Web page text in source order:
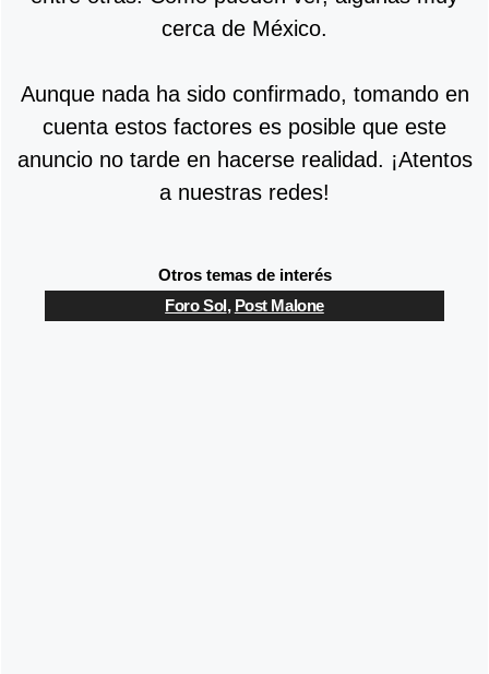
cerca de México.
Aunque nada ha sido confirmado, tomando en
cuenta estos factores es posible que este
anuncio no tarde en hacerse realidad. ¡Atentos
a nuestras redes!
Otros temas de interés
Foro Sol, Post Malone